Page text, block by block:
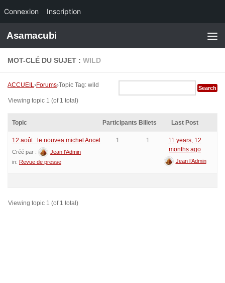
Connexion Inscription
Skip to content
Asamacubi
MOT-CLÉ DU SUJET : WILD
ACCUEIL›Forums›Topic Tag: wild
Viewing topic 1 (of 1 total)
Topic Participants Billets Last Post
12 août : le nouvea michel Ancel
Créé par :
Jean l’Admin
in: Revue de presse
1 1
11 years, 12
months ago
Jean l’Admin
Viewing topic 1 (of 1 total)